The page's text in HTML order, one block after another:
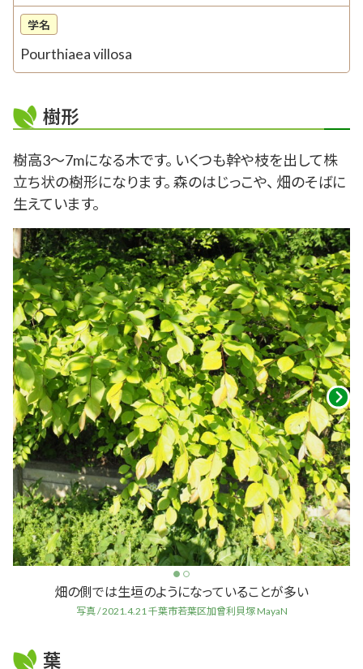
学名
Pourthiaea villosa
樹形
樹高3～7mになる木です。 いくつも幹や枝を出して株
立ち状の樹形になります。 森のはじっこや、 畑のそばに
生えています。
畑の側では生垣のようになっていることが多い
写真 / 2021.4.21 千葉市若葉区加曾利貝塚 MayaN
葉